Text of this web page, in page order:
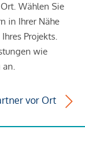
Wählen Sie
in Ihrer Nähe
Projekts.
wie
an.
vor Ort